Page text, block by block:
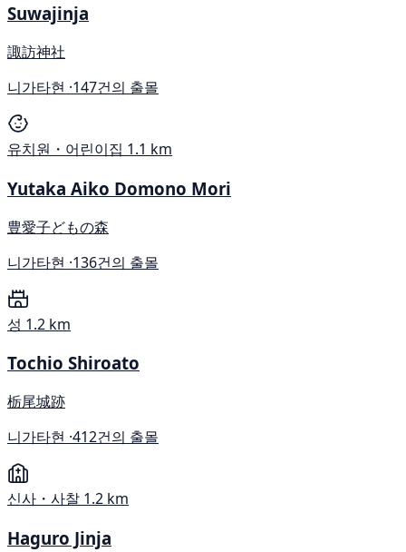
Suwajinja
諏訪神社
니가타현 ·147건의 출몰
유치원・어린이집 1.1 km
Yutaka Aiko Domono Mori
豊愛子どもの森
니가타현 ·136건의 출몰
성 1.2 km
Tochio Shiroato
栃尾城跡
니가타현 ·412건의 출몰
신사・사찰 1.2 km
Haguro Jinja